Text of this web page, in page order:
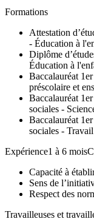
Formations
Attestation
- Éducation à
Diplôme
Éducation à
Baccalauréat
préscolaire et
Baccalauréat
sociales -
Baccalauréat
sociales -
Expérience1 à 6
Capacité à
Sens de
Respect des
Travailleuses et